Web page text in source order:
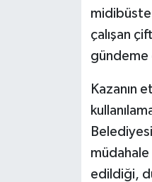
midibüste
çalışan
gündeme
Kazanın
müdahale
edildiği,